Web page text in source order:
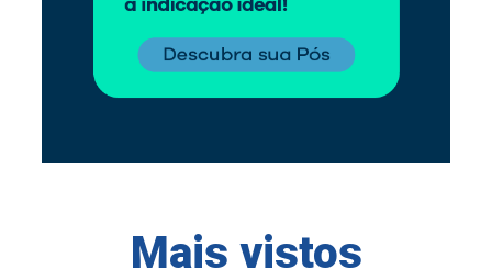
Mais vistos